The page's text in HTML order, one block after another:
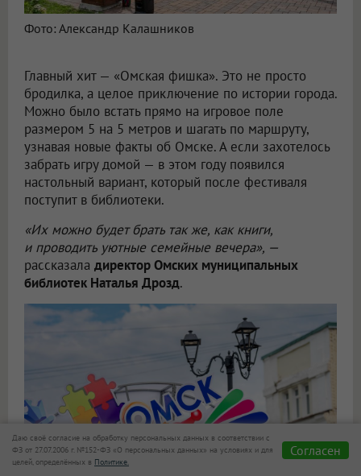
Фото: Александр Калашников
Главный хит — «Омская фишка». Это не просто
бродилка, а целое приключение по истории города.
Можно было встать прямо на игровое поле
размером 5 на 5 метров и шагать по маршруту,
узнавая новые факты об Омске. А если захотелось
забрать игру домой — в этом году появился
настольный вариант, который после фестиваля
поступит в библиотеки.
«Их можно будет брать так же, как книги,
и проводить уютные семейные вечера», —
рассказала директор Омских муниципальных
библиотек Наталья Дрозд.
Даю своё согласие на обработку персональных данных в соответствии с
ФЗ от 27.07.2006 г. №152-ФЗ «О персональных данных» на условиях и для
целей, определённых в Политике.
Согласен